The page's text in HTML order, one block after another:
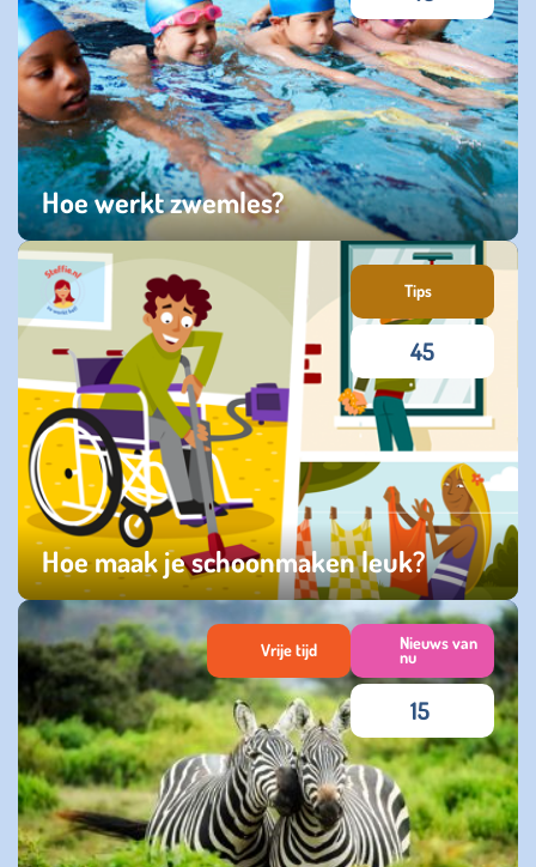
Hoe werkt zwemles?
vrijdag 17 april 2026
Hoe maak je schoonmaken leuk?
dinsdag 14 januari 2025
Tips
45
Vrije tijd Nieuws van
nu
15